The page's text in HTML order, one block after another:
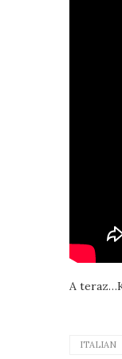
A
ITALIAN